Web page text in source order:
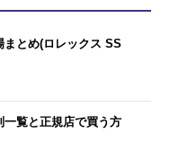
とめ(ロレックス SS
覧と正規店で買う方